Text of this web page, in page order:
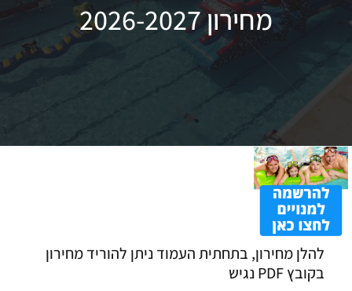
מחירון 2026-2027
להלן מחירון, בתחתית העמוד ניתן להוריד מחירון
בקובץ PDF נגיש